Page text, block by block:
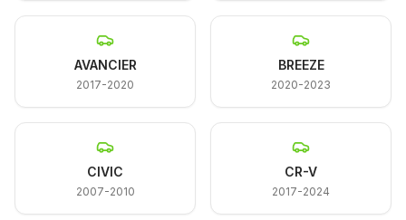
AVANCIER
2017-2020
BREEZE
2020-2023
CIVIC
2007-2010
CR-V
2017-2024